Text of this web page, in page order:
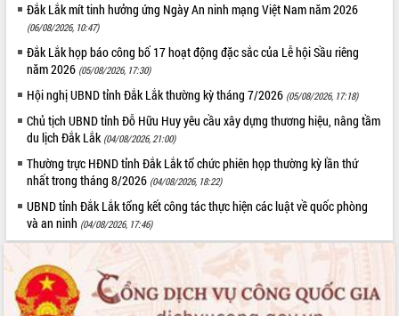
Đắk Lắk mít tinh hưởng ứng Ngày An ninh mạng Việt Nam năm 2026
(06/08/2026, 10:47)
Đắk Lắk họp báo công bố 17 hoạt động đặc sắc của Lễ hội Sầu riêng
năm 2026 (05/08/2026, 17:30)
Hội nghị UBND tỉnh Đắk Lắk thường kỳ tháng 7/2026 (05/08/2026, 17:18)
Chủ tịch UBND tỉnh Đỗ Hữu Huy yêu cầu xây dựng thương hiệu, nâng tầm
du lịch Đắk Lắk (04/08/2026, 21:00)
Thường trực HĐND tỉnh Đắk Lắk tổ chức phiên họp thường kỳ lần thứ
nhất trong tháng 8/2026 (04/08/2026, 18:22)
UBND tỉnh Đắk Lắk tổng kết công tác thực hiện các luật về quốc phòng
và an ninh (04/08/2026, 17:46)